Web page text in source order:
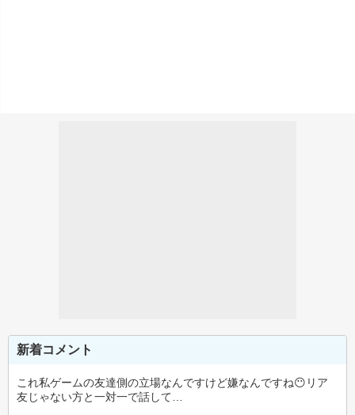
新着コメント
これ私ゲームの友達側の立場なんですけど嫌なんですね😶リア
友じゃない方と一対一で話して…